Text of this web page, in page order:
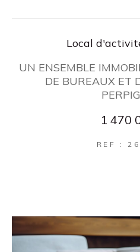
Local
UN ENSEMBLE
DE BUREAUX ET
1 470
REF :